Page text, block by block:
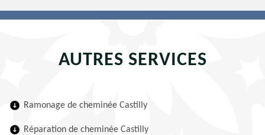
AUTRES SERVICES
Ramonage de cheminée Castilly
Réparation de cheminée Castilly